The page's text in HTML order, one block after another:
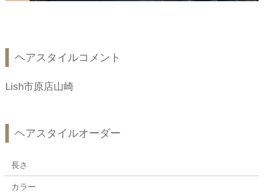
ヘアスタイルコメント
Lish市原店山崎
ヘアスタイルオーダー
長さ
カラー